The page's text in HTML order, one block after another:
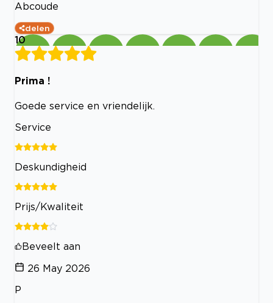
Abcoude
delen
10
Prima !
Goede service en vriendelijk.
Service
Deskundigheid
Prijs/Kwaliteit
Beveelt aan
26 May 2026
P